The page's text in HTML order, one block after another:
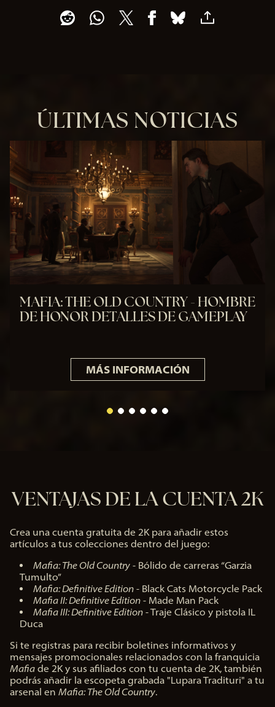
ÚLTIMAS NOTICIAS
MAFIA: THE OLD COUNTRY - HOMBRE
DE HONOR DETALLES DE GAMEPLAY
MÁS INFORMACIÓN
VENTAJAS DE LA CUENTA 2K
Crea una cuenta gratuita de 2K para añadir estos
artículos a tus colecciones dentro del juego:
Mafia: The Old Country - Bólido de carreras “Garzia
Tumulto”
Mafia: Definitive Edition - Black Cats Motorcycle Pack
Mafia II: Definitive Edition - Made Man Pack
Mafia III: Definitive Edition - Traje Clásico y pistola IL
Duca
Si te registras para recibir boletines informativos y
mensajes promocionales relacionados con la franquicia
Mafia de 2K y sus afiliados con tu cuenta de 2K, también
podrás añadir la escopeta grabada "Lupara Tradituri" a tu
arsenal en Mafia: The Old Country.